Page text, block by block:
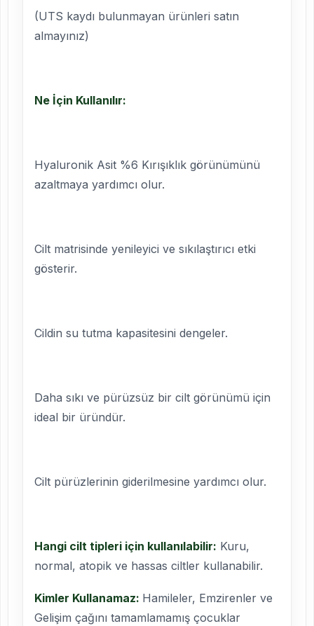
(UTS kaydı bulunmayan ürünleri satın
almayınız)
Ne İçin Kullanılır:
Hyaluronik Asit %6 Kırışıklık görünümünü
azaltmaya yardımcı olur.
Cilt matrisinde yenileyici ve sıkılaştırıcı etki
gösterir.
Cildin su tutma kapasitesini dengeler.
Daha sıkı ve pürüzsüz bir cilt görünümü için
ideal bir üründür.
Cilt pürüzlerinin giderilmesine yardımcı olur.
Hangi cilt tipleri için kullanılabilir: Kuru,
normal, atopik ve hassas ciltler kullanabilir.
Kimler Kullanamaz: Hamileler, Emzirenler ve
Gelişim çağını tamamlamamış çocuklar